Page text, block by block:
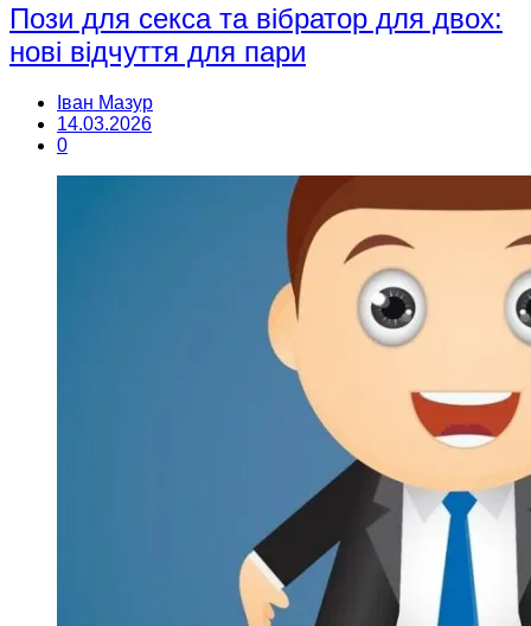
Пози для секса та вібратор для двох:
нові відчуття для пари
Іван Мазур
14.03.2026
0